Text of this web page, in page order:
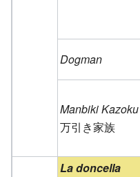
Dogman
Manbiki Kazoku
万引き家族
La doncella